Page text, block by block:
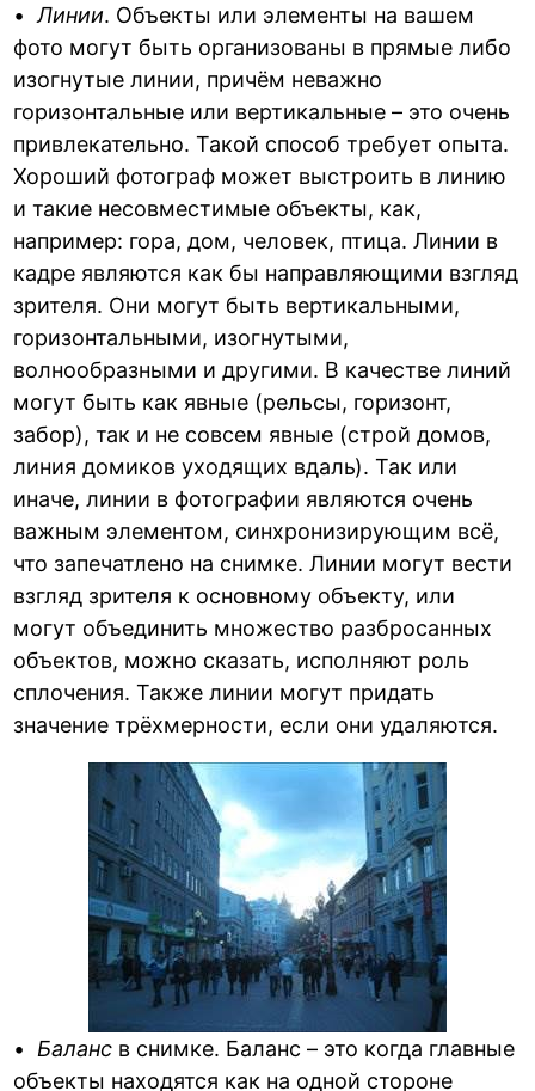
•Линии. Объекты или элементы на вашем
фото могут быть организованы в прямые либо
изогнутые линии, причём неважно
горизонтальные или вертикальные – это очень
привлекательно. Такой способ требует опыта.
Хороший фотограф может выстроить в линию
и такие несовместимые объекты, как,
например: гора, дом, человек, птица. Линии в
кадре являются как бы направляющими взгляд
зрителя. Они могут быть вертикальными,
горизонтальными, изогнутыми,
волнообразными и другими. В качестве линий
могут быть как явные (рельсы, горизонт,
забор), так и не совсем явные (строй домов,
линия домиков уходящих вдаль). Так или
иначе, линии в фотографии являются очень
важным элементом, синхронизирующим всё,
что запечатлено на снимке. Линии могут вести
взгляд зрителя к основному объекту, или
могут объединить множество разбросанных
объектов, можно сказать, исполняют роль
сплочения. Также линии могут придать
значение трёхмерности, если они удаляются.
• Баланс в снимке. Баланс – это когда главные
объекты находятся как на одной стороне